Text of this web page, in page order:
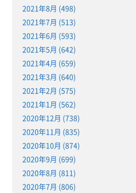
2021年8月 (498)
2021年7月 (513)
2021年6月 (593)
2021年5月 (642)
2021年4月 (659)
2021年3月 (640)
2021年2月 (575)
2021年1月 (562)
2020年12月 (738)
2020年11月 (835)
2020年10月 (874)
2020年9月 (699)
2020年8月 (811)
2020年7月 (806)